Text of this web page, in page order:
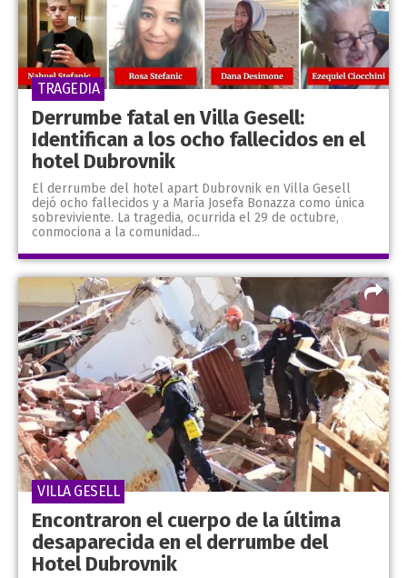
Derrumbe fatal en Villa Gesell:
Identifican a los ocho fallecidos en el
hotel Dubrovnik
El derrumbe del hotel apart Dubrovnik en Villa Gesell
dejó ocho fallecidos y a María Josefa Bonazza como única
sobreviviente. La tragedia, ocurrida el 29 de octubre,
conmociona a la comunidad...
TRAGEDIA
Encontraron el cuerpo de la última
desaparecida en el derrumbe del
Hotel Dubrovnik
VILLA GESELL